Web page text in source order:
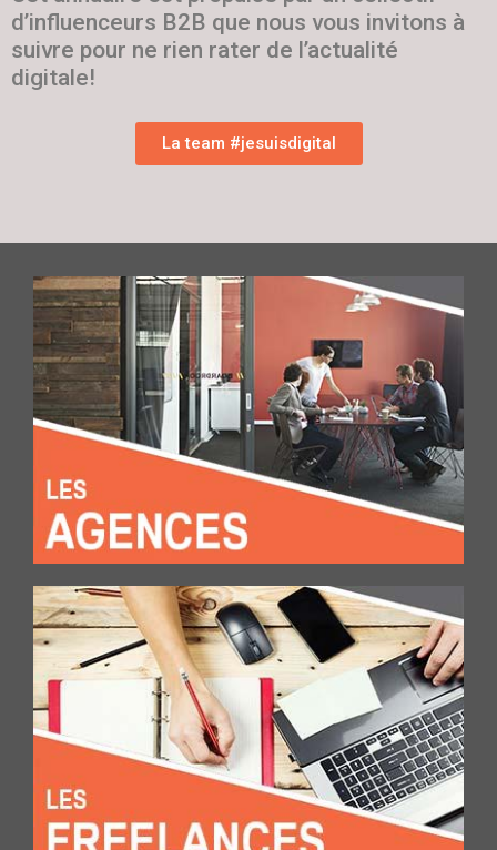
d’influenceurs B2B que nous vous invitons à
suivre pour ne rien rater de l’actualité
digitale!
La team #jesuisdigital